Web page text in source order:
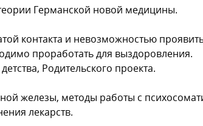
Германской новой медицины.
контакта и невозможностью
проработать для выздоровления.
Родительского проекта.
железы, методы работы с
лекарств.